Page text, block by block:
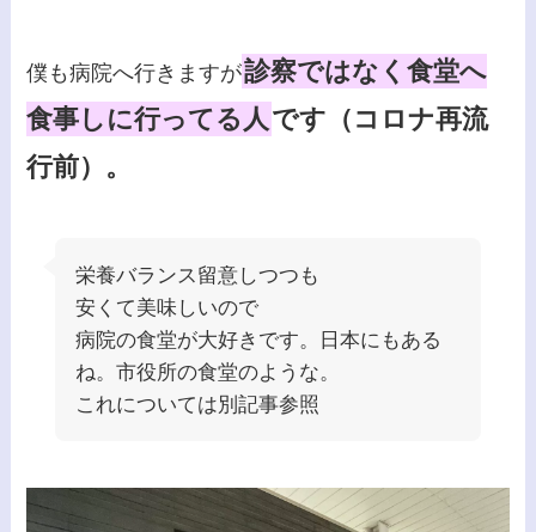
僕も病院へ行きますが診察ではなく食堂へ
食事しに行ってる人 です（コロナ再流
行前）。
栄養バランス留意しつつも
安くて美味しいので
病院の食堂が大好きです。日本にもある
ね。市役所の食堂のような。
これについては別記事参照